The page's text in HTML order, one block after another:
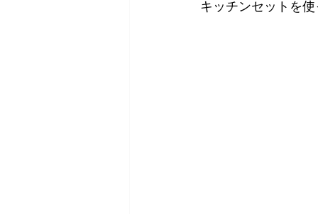
キッチンセットを